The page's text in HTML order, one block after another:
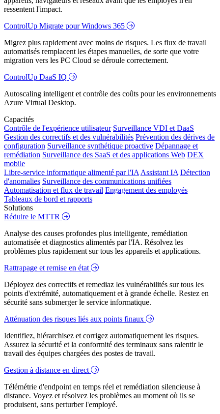
ressentent l'impact.
ControlUp Migrate pour Windows 365
Migrez plus rapidement avec moins de risques. Les flux de travail
automatisés remplacent les étapes manuelles, de sorte que votre
migration vers les PC Cloud se déroule correctement.
ControlUp DaaS IQ
Autoscaling intelligent et contrôle des coûts pour les environnements
Azure Virtual Desktop.
Capacités
Contrôle de l'expérience utilisateur Surveillance VDI et DaaS
Gestion des correctifs et des vulnérabilités Prévention des dérives de
configuration Surveillance synthétique proactive Dépannage et
remédiation Surveillance des SaaS et des applications Web DEX
mobile
Libre-service informatique alimenté par l'IA Assistant IA Détection
d'anomalies Surveillance des communications unifiées
Automatisation et flux de travail Engagement des employés
Tableaux de bord et rapports
Solutions
Réduire le MTTR
Analyse des causes profondes plus intelligente, remédiation
automatisée et diagnostics alimentés par l'IA. Résolvez les
problèmes plus rapidement sur tous les appareils et applications.
Rattrapage et remise en état
Déployez des correctifs et remediaz les vulnérabilités sur tous les
points d'extrémité, automatiquement et à grande échelle. Restez en
sécurité sans submerger le service informatique.
Atténuation des risques liés aux points finaux
Identifiez, hiérarchisez et corrigez automatiquement les risques.
Assurez la sécurité et la conformité des terminaux sans ralentir le
travail des équipes chargées des postes de travail.
Gestion à distance en direct
Télémétrie d'endpoint en temps réel et remédiation silencieuse à
distance. Voyez et résolvez les problèmes au moment où ils se
produisent, sans perturber l'employé.